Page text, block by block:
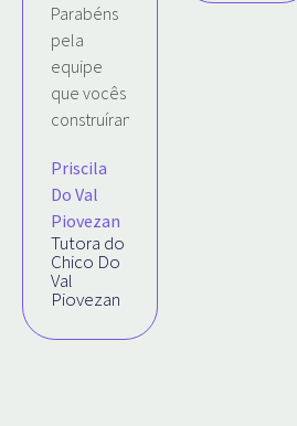
Parabéns
pela
equipe
que vocês
construíram!
Priscila
Do Val
Piovezan
Tutora do
Chico Do
Val
Piovezan